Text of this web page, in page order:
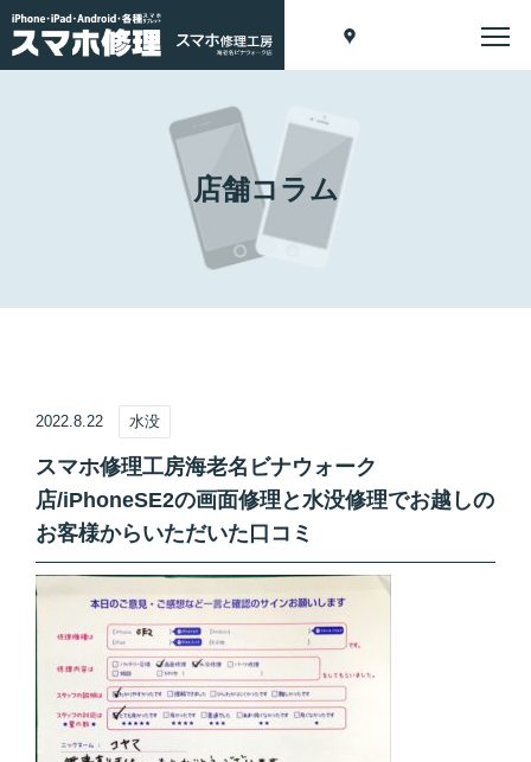
店舗コラム
2022.8.22 水没
スマホ修理工房海老名ビナウォーク
店/iPhoneSE2の画面修理と水没修理でお越しの
お客様からいただいた口コミ